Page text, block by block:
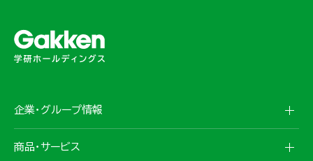
企業・グループ情報
商品・サービス